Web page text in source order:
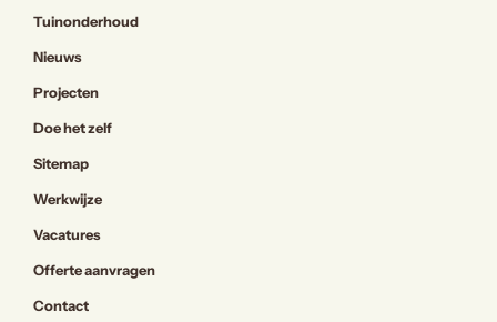
Tuinonderhoud
Nieuws
Projecten
Doe het zelf
Sitemap
Werkwijze
Vacatures
Offerte aanvragen
Contact